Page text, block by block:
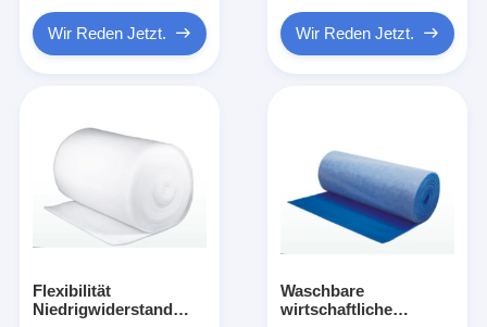
Neuigkeiten
Luftfilter, der Maschine herstellt
Luftfilter-Produktionsmaschine
Automatische Nietmaschine
Wir Reden Jetzt. Wir Reden Jetzt.
Flexibilität
Niedrigwiderstand
Waschbare
wirtschaftliche